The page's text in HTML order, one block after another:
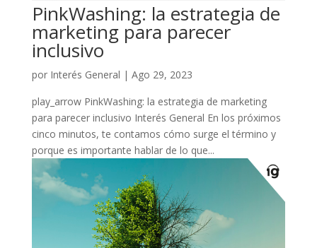
PinkWashing: la estrategia de
marketing para parecer
inclusivo
por Interés General | Ago 29, 2023
play_arrow PinkWashing: la estrategia de marketing
para parecer inclusivo Interés General En los próximos
cinco minutos, te contamos cómo surge el término y
porque es importante hablar de lo que...